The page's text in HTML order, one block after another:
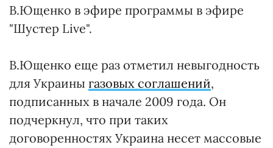
В.Ющенко в эфире программы в эфире
"Шустер Live".
В.Ющенко еще раз отметил невыгодность
для Украины газовых соглашений,
подписанных в начале 2009 года. Он
подчеркнул, что при таких
договоренностях Украина несет массовые